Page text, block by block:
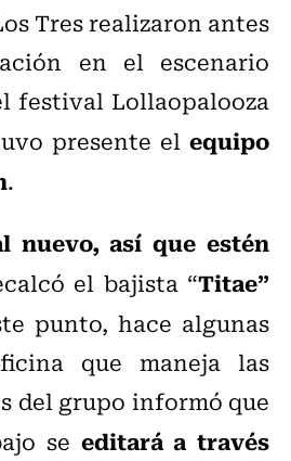
Tres realizaron antes
en el escenario
festival Lollaopalooza
presente el equipo
.
nuevo, así que estén
el bajista “Titae”
punto, hace algunas
que maneja las
del grupo informó que
se editará a través